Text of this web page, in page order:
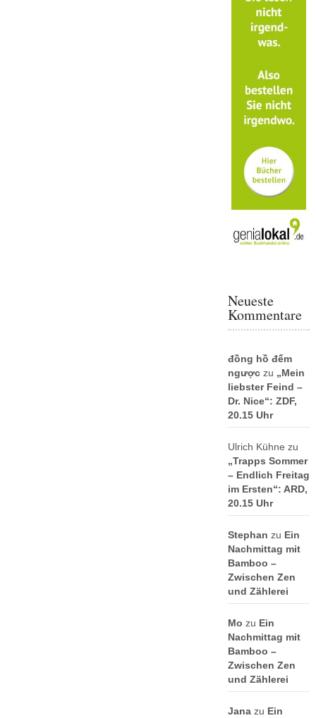
Neueste
Kommentare
đồng hồ đếm
ngượczu „Mein
liebster Feind –
Dr. Nice“: ZDF,
20.15 Uhr
Ulrich Kühne zu
„Trapps Sommer
– Endlich Freitag
im Ersten“: ARD,
20.15 Uhr
Stephan zu Ein
Nachmittag mit
Bamboo –
Zwischen Zen
und Zählerei
Mo zu Ein
Nachmittag mit
Bamboo –
Zwischen Zen
und Zählerei
Janazu Ein